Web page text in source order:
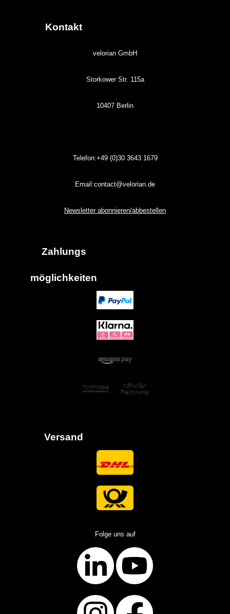
Kontakt
velorian GmbH
Storkower Str. 115a
10407 Berlin
Telefon:+49 (0)3036431679
Email:contact@velorian.de
Newsletter abonnieren/abbestellen
Zahlungs
möglich keiten
Versand
Folge uns auf